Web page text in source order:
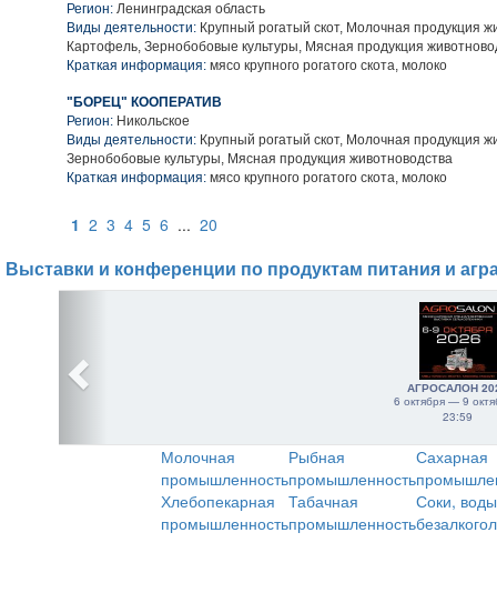
Регион: Ленинградская область
Виды деятельности: Крупный рогатый скот, Молочная продукция
Картофель, Зернобобовые культуры, Мясная продукция
Краткая информация: мясо крупного рогатого скота, молоко
"БОРЕЦ" КООПЕРАТИВ
Регион: Никольское
Виды деятельности: Крупный рогатый скот, Молочная продукция
Зернобобовые культуры, Мясная продукция животноводства
Краткая информация: мясо крупного рогатого скота, молоко
1 2 3 4 5 6 ... 20
Выставки и конференции по продуктам питания и
АГРОСАЛОН
6 октября — 9
23:59
Молочная
промышленность
Рыбная
промышленность
Сахарная
Хлебопекарная
промышленность
Табачная
промышленность
Соки,